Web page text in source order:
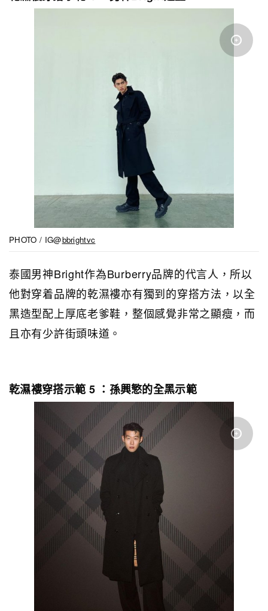
PHOTO / IG@bbrightvc
泰國男神Bright作為Burberry品牌的代言人，所以
他對穿着品牌的乾濕褸亦有獨到的穿搭方法，以全
黑造型配上厚底老爹鞋，整個感覺非常之顯瘦，而
且亦有少許街頭味道。
乾濕褸穿搭示範 5 ：孫興慜的全黑示範